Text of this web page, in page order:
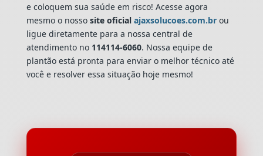
e coloquem sua saúde em risco! Acesse agora
mesmo o nossosite oficial ajaxsolucoes.com.brou
ligue diretamente para a nossa central de
atendimento no 114114-6060. Nossa equipe de
plantão está pronta para enviar o melhor técnico até
você e resolver essa situação hoje mesmo!